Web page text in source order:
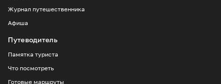
Журнал путешественника
Афиша
Путеводитель
Памятка туриста
Что посмотреть
Готовые маршруты